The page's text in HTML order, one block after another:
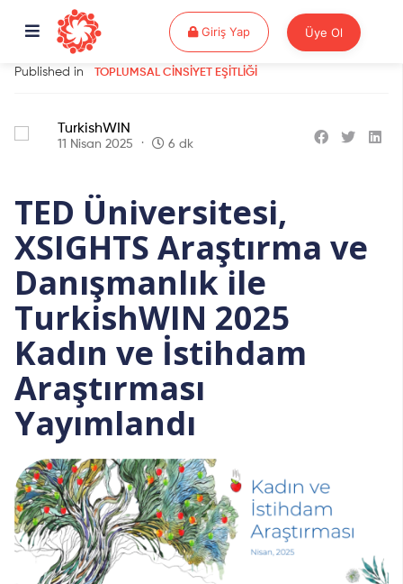
Giriş YapGiriş Yap Üye Ol
Published in TOPLUMSAL CINSIYET EŞITLIĞI
TurkishWIN
11 Nisan 2025 6 dk
TED Üniversitesi,
XSIGHTS Araştırma ve
Danışmanlık ile
TurkishWIN 2025
Kadın ve İstihdam
Araştırması
Yayımlandı